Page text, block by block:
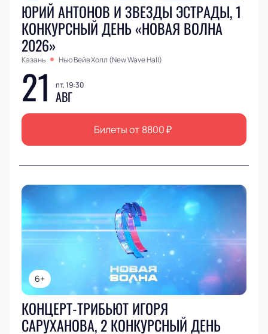
ЮРИЙ АНТОНОВ И ЗВЕЗДЫ ЭСТРАДЫ, 1
КОНКУРСНЫЙ ДЕНЬ «НОВАЯ ВОЛНА
2026»
Казань Нью Вейв Холл (New Wave Hall)
21 пт, 19:30
АВГ
Билеты от 8800₽
6+
КОНЦЕРТ-ТРИБЬЮТ ИГОРЯ
САРУХАНОВА, 2 КОНКУРСНЫЙ ДЕНЬ